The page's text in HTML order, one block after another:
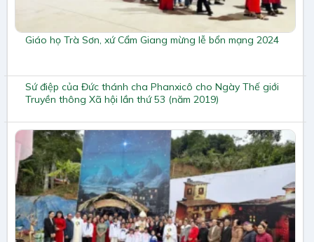
Giáo họ Trà Sơn, xứ Cẩm Giang mừng lễ bổn mạng 2024
Sứ điệp của Đức thánh cha Phanxicô cho Ngày Thế giới
Truyền thông Xã hội lần thứ 53 (năm 2019)